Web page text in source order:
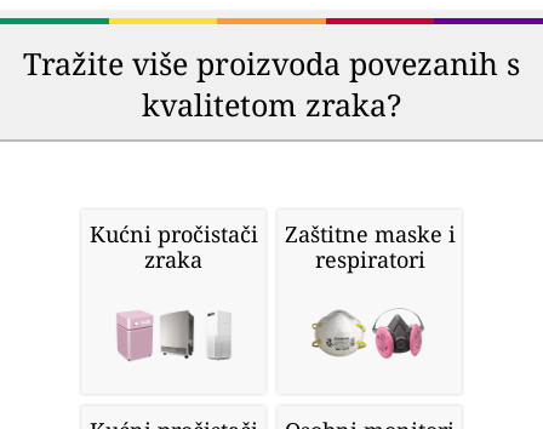
Tražite više proizvoda povezanih s
kvalitetom zraka?
Kućni pročistači
zraka
Zaštitne maske i
respiratori